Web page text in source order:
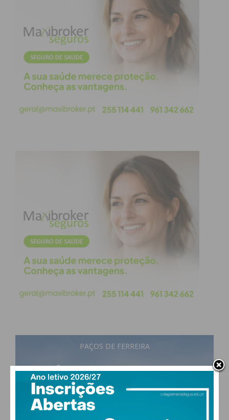
Eu li e concordo com os
condições
PAÇOS DE FERREIRA
27°
few clouds
vento: 2m/s O
MAX 27 • MIN 26